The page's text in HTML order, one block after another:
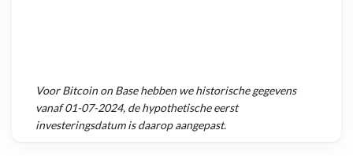
VoorBitcoin on Basehebben we historische gegevens
vanaf01-07-2024, de hypothetische eerst
investeringsdatum is daarop aangepast.